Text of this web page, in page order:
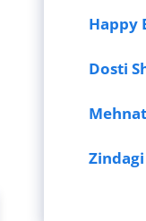
Happy
Dosti